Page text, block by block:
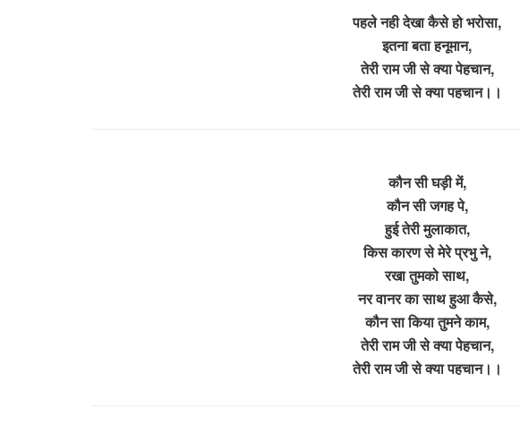
पहले नही देखा कैसे हो भरोसा,
इतना बता हनूमान,
तेरी राम जी से क्या पेहचान,
तेरी राम जी से क्या पहचान।।
कौन सी घड़ी में,
कौन सी जगह पे,
हुई तेरी मुलाकात,
किस कारण से मेरे प्रभु ने,
रखा तुमको साथ,
नर वानर का साथ हुआ कैसे,
कौन सा किया तुमने काम,
तेरी राम जी से क्या पेहचान,
तेरी राम जी से क्या पहचान।।